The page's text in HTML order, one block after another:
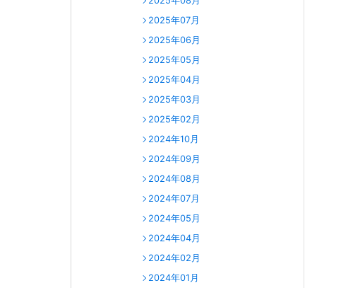
2025年07月
2025年06月
2025年05月
2025年04月
2025年03月
2025年02月
2024年10月
2024年09月
2024年08月
2024年07月
2024年05月
2024年04月
2024年02月
2024年01月